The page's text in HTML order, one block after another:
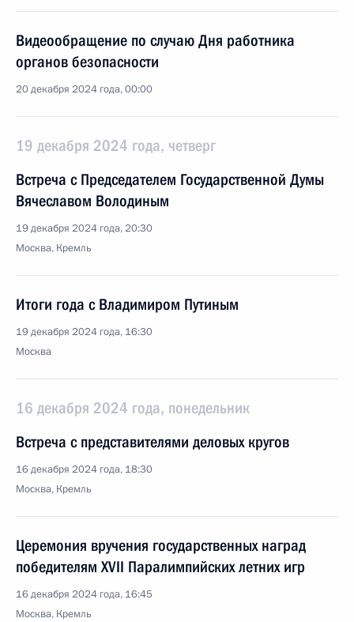
Видеообращение по случаю Дня работника
органов безопасности
20 декабря 2024 года, 00:00
19 декабря 2024 года, четверг
Встреча с Председателем Государственной Думы
Вячеславом Володиным
19 декабря 2024 года, 20:30
Москва, Кремль
Итоги года с Владимиром Путиным
19 декабря 2024 года, 16:30
Москва
16 декабря 2024 года, понедельник
Встреча с представителями деловых кругов
16 декабря 2024 года, 18:30
Москва, Кремль
Церемония вручения государственных наград
победителям ХVII Паралимпийских летних игр
16 декабря 2024 года, 16:45
Москва, Кремль